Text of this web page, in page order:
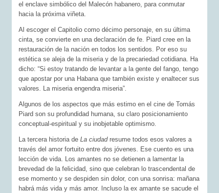
el enclave simbólico del Malecón habanero, para conmutar
hacia la próxima viñeta.
Al escoger el Capitolio como décimo personaje, en su última
cinta, se convierte en una declaración de fe. Piard cree en la
restauración de la nación en todos los sentidos. Por eso su
estética se aleja de la miseria y de la precariedad cotidiana. Ha
dicho: “Si estoy tratando de levantar a la gente del fango, tengo
que apostar por una Habana que también existe y enaltecer sus
valores. La miseria engendra miseria”.
Algunos de los aspectos que más estimo en el cine de Tomás
Piard son su profundidad humana, su claro posicionamiento
conceptual-espiritual y su inobjetable optimismo.
La tercera historia deLa ciudadresume todos esos valores a
través del amor fortuito entre dos jóvenes. Ese cuento es una
lección de vida. Los amantes no se detienen a lamentar la
brevedad de la felicidad, sino que celebran lo trascendental de
ese momento y se despiden sin dolor, con una sonrisa: mañana
habrá más vida y más amor. Incluso la ex amante se sacude el